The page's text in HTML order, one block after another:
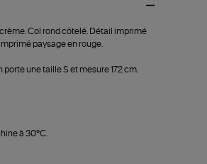
Col rond côtelé. Détail imprimé
paysage en rouge.
une taille S et mesure 172 cm.
à 30°C.